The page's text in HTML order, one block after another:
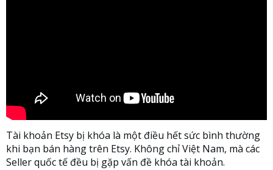
Tài khoản Etsy bị khóa là một điều hết sức bình thường
khi bạn bán hàng trên Etsy. Không chỉ Việt Nam, mà các
Seller quốc tế đều bị gặp vấn đề khóa tài khoản.